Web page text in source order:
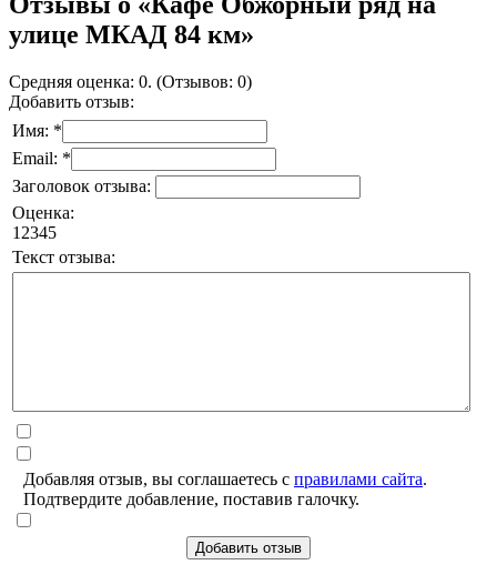
улице МКАД 84 км»
Средняя оценка: 0. (Отзывов: 0)
Добавить отзыв:
Имя: *
Email: *
Заголовок отзыва:
Оценка:
1 2345
Текст отзыва:
Добавляя отзыв, вы соглашаетесь с правилами сайта.
Подтвердите добавление, поставив галочку.
Добавить отзыв